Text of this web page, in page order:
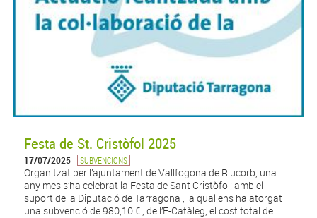
Festa de St. Cristòfol 2025
17/07/2025 SUBVENCIONS
Organitzat per l’ajuntament de Vallfogona de Riucorb, una
any mes s’ha celebrat la Festa de Sant Cristòfol; amb el
suport de la Diputació de Tarragona , la qual ens ha atorgat
una subvenció de 980,10 € , de l’E-Catàleg, el cost total de